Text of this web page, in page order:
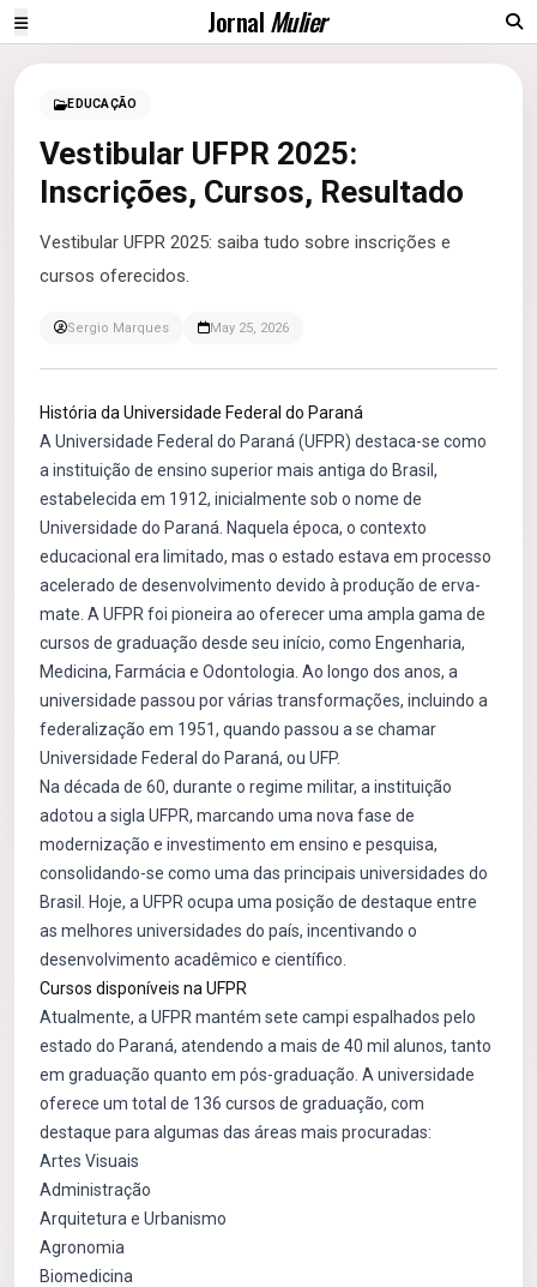
JornalMulier
EDUCAÇÃO
Vestibular UFPR 2025:
Inscrições, Cursos, Resultado
Vestibular UFPR 2025: saiba tudo sobre inscrições e
cursos oferecidos.
Sergio Marques May 25, 2026
História da Universidade Federal do Paraná
A Universidade Federal do Paraná (UFPR) destaca-se como
a instituição de ensino superior mais antiga do Brasil,
estabelecida em 1912, inicialmente sob o nome de
Universidade do Paraná. Naquela época, o contexto
educacional era limitado, mas o estado estava em processo
acelerado de desenvolvimento devido à produção de erva-
mate. A UFPR foi pioneira ao oferecer uma ampla gama de
cursos de graduação desde seu início, como Engenharia,
Medicina, Farmácia e Odontologia. Ao longo dos anos, a
universidade passou por várias transformações, incluindo a
federalização em 1951, quando passou a se chamar
Universidade Federal do Paraná, ou UFP.
Na década de 60, durante o regime militar, a instituição
adotou a sigla UFPR, marcando uma nova fase de
modernização e investimento em ensino e pesquisa,
consolidando-se como uma das principais universidades do
Brasil. Hoje, a UFPR ocupa uma posição de destaque entre
as melhores universidades do país, incentivando o
desenvolvimento acadêmico e científico.
Cursos disponíveis na UFPR
Atualmente, a UFPR mantém sete campi espalhados pelo
estado do Paraná, atendendo a mais de 40 mil alunos, tanto
em graduação quanto em pós-graduação. A universidade
oferece um total de 136 cursos de graduação, com
destaque para algumas das áreas mais procuradas:
Artes Visuais
Administração
Arquitetura e Urbanismo
Agronomia
Biomedicina